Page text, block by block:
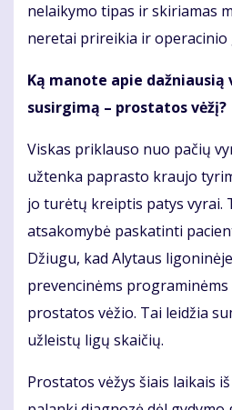
nelaikymo tipas ir skiriamas
neretai prireikia ir operacinio
Ką manote apie
susirgimą – prostatos vėžį?
Viskas priklauso nuo pačių
užtenka paprasto kraujo
jo turėtų kreiptis patys vyrai.
atsakomybė paskatinti
Džiugu, kad Alytaus
prevencinėms
prostatos vėžio. Tai leidžia
užleistų ligų skaičių.
Prostatos vėžys šiais laikais